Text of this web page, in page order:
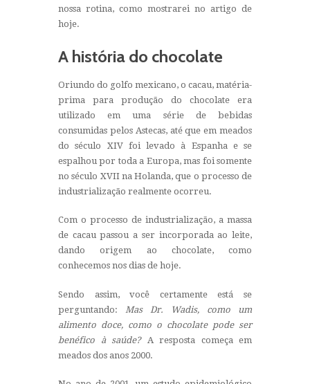
nossa rotina, como mostrarei no artigo de
hoje.
A história do chocolate
Oriundo do golfo mexicano, o cacau, matéria-
prima para produção do chocolate era
utilizado em uma série de bebidas
consumidas pelos Astecas, até que em meados
do século XIV foi levado à Espanha e se
espalhou por toda a Europa, mas foi somente
no século XVII na Holanda, que o processo de
industrialização realmente ocorreu.
Com o processo de industrialização, a massa
de cacau passou a ser incorporada ao leite,
dando origem ao chocolate, como
conhecemos nos dias de hoje.
Sendo assim, você certamente está se
perguntando:
Mas Dr. Wadis, como um
alimento doce, como o chocolate pode ser
benéfico à saúde? A resposta começa em
meados dos anos 2000.